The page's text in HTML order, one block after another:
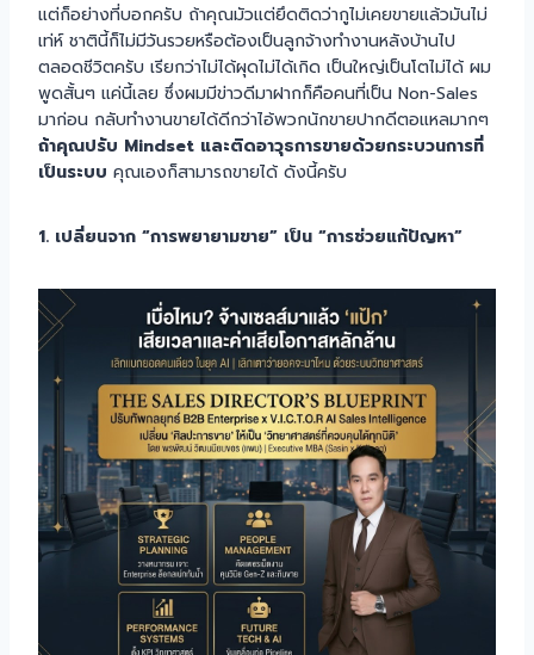
แต่ก็อย่างที่บอกครับ ถ้าคุณมัวแต่ยึดติดว่ากูไม่เคยขายแล้วมันไม่
เท่ห์ ชาตินี้ก็ไม่มีวันรวยหรือต้องเป็นลูกจ้างทำงานหลังบ้านไป
ตลอดชีวิตครับ เรียกว่าไม่ได้ผุดไม่ได้เกิด เป็นใหญ่เป็นโตไม่ได้ ผม
พูดสั้นๆ แค่นี้เลย ซึ่งผมมีข่าวดีมาฝากก็คือคนที่เป็น Non-Sales
มาก่อน กลับทำงานขายได้ดีกว่าไอ้พวกนักขายปากดีตอแหลมากๆ
ถ้าคุณปรับ Mindset และติดอาวุธการขายด้วยกระบวนการที่
เป็นระบบ คุณเองก็สามารถขายได้ ดังนี้ครับ
1. เปลี่ยนจาก “การพยายามขาย” เป็น “การช่วยแก้ปัญหา”